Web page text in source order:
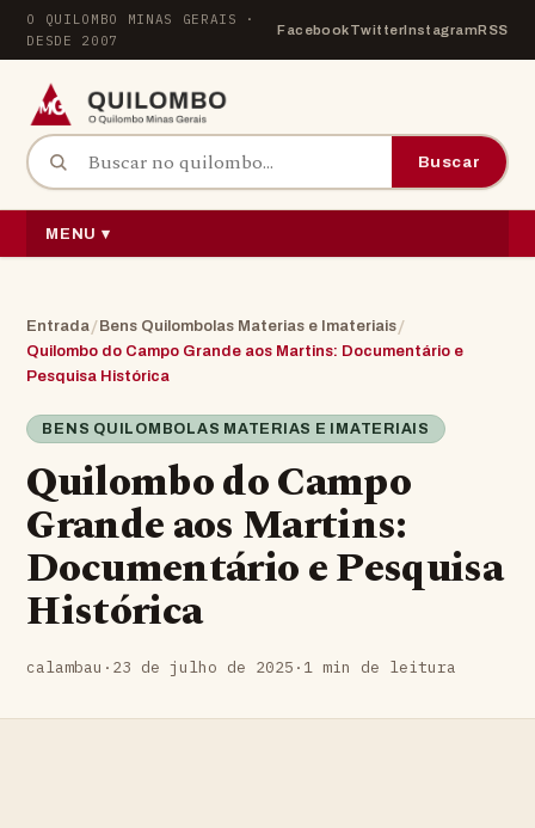
Pular para o conteúdo
O QUILOMBO MINAS GERAIS ·
DESDE 2007
FacebookTwitterInstagramRSS
Buscar por: Buscar
MENU ▾
Entrada/ Bens Quilombolas Materias e Imateriais/
Quilombo do Campo Grande aos Martins: Documentário e
Pesquisa Histórica
BENS QUILOMBOLAS MATERIAS E IMATERIAIS
Quilombo do Campo
Grande aos Martins:
Documentário e Pesquisa
Histórica
calambau · 23 de julho de 2025 · 1 min de leitura